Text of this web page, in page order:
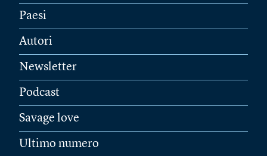
Paesi
Autori
Newsletter
Podcast
Savage love
Ultimo numero